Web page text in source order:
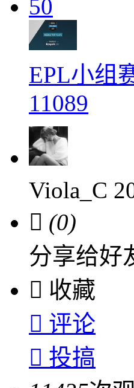
50
EPL小组
11089
Viola_C
 (0)
分享给好
 收藏
 评论
 投搞